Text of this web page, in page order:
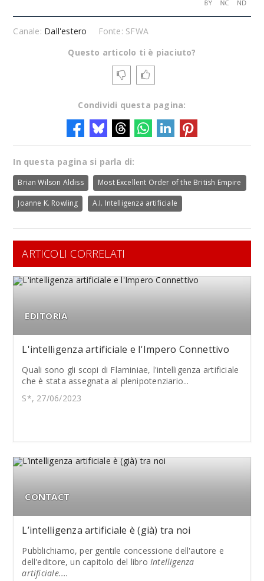
Canale: Dall'estero
Fonte: SFWA
Questo articolo ti è piaciuto?
Condividi questa pagina:
In questa pagina si parla di:
Brian Wilson Aldiss Most Excellent Order of the British Empire
Joanne K. Rowling A.I. Intelligenza artificiale
ARTICOLI CORRELATI
EDITORIA
L'intelligenza artificiale e l'Impero Connettivo
Quali sono gli scopi di Flaminiae, l'intelligenza artificiale
che è stata assegnata al plenipotenziario...
S*, 27/06/2023
CONTACT
L’intelligenza artificiale è (già) tra noi
Pubblichiamo, per gentile concessione dell'autore e
dell'editore, un capitolo del libro Intelligenza
artificiale....